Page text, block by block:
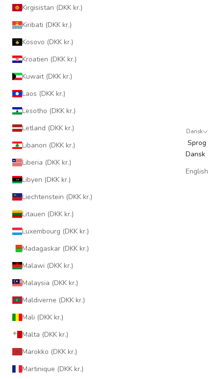
Kirgisistan (DKK kr.)
Kiribati (DKK kr.)
Kosovo (DKK kr.)
Kroatien (DKK kr.)
Kuwait (DKK kr.)
Laos (DKK kr.)
Lesotho (DKK kr.)
Letland (DKK kr.)
Libanon (DKK kr.)
Liberia (DKK kr.)
Libyen (DKK kr.)
Liechtenstein (DKK kr.)
Litauen (DKK kr.)
Luxembourg (DKK kr.)
Madagaskar (DKK kr.)
Malawi (DKK kr.)
Malaysia (DKK kr.)
Maldiverne (DKK kr.)
Mali (DKK kr.)
Malta (DKK kr.)
Marokko (DKK kr.)
Martinique (DKK kr.)
Dansk
Sprog
Dansk
English